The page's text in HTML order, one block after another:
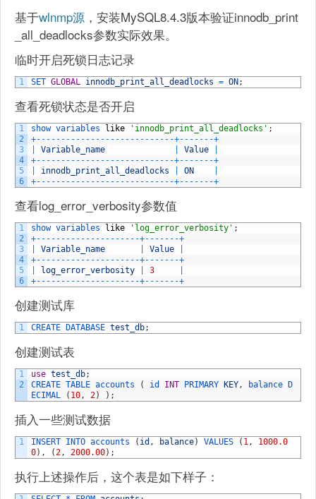
基于wlnmp源 ，安装MySQL8.4.3版本验证innodb_print
_all_deadlocks参数实际效果。
临时开启死锁日志记录
1 SET GLOBAL innodb_print_all_deadlocks = ON ;
查看死锁状态是否开启
1
2
3
4
5
6
show variables like 'innodb_print_all_deadlocks' ;
+-- -- -- -- -- -- -- -- -- -- -- -- -- --+-- -- -- -+
Variable_name Value
+-- -- -- -- -- -- -- -- -- -- -- -- -- --+-- -- -- -+
innodb_print_all_deadlocks ON
+-- -- -- -- -- -- -- -- -- -- -- -- -- --+-- -- -- -+
查看log_error_verbosity参数值
1
2
3
4
5
6
show variables like 'log_error_verbosity' ;
+-- -- -- -- -- -- -- -- -- -- -+-- -- -- -+
Variable_name Value
+-- -- -- -- -- -- -- -- -- -- -+-- -- -- -+
log_error_verbosity 3
+-- -- -- -- -- -- -- -- -- -- -+-- -- -- -+
创建测试库
1 CREATE DATABASE test_db;
创建测试表
1
2
use test_db;
CREATE TABLE accounts ( id INT PRIMARY KEY, balance
D
ECIMAL
( 10, 2) ) ;
插入一些测试数据
1 INSERT INTO accounts ( id , balance) VALUES ( 1,
1000.0
0) , (2, 2000.00) ;
执行上述操作后，这个表是如下样子：